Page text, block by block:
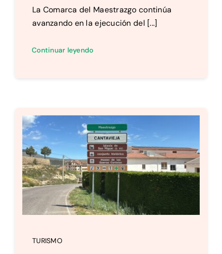
La Comarca del Maestrazgo continúa
avanzando en la ejecución del [...]
Continuar leyendo
TURISMO